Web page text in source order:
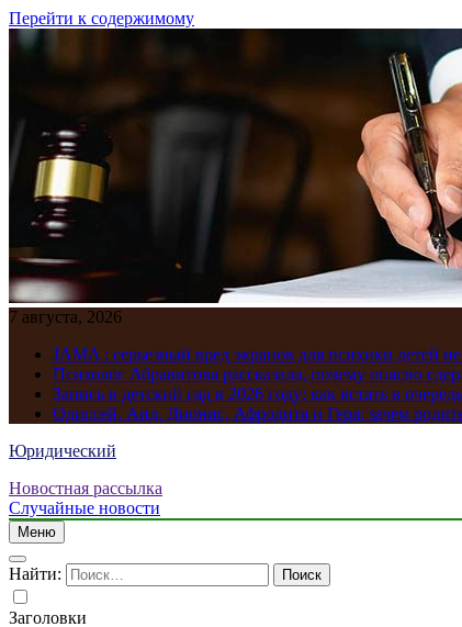
Перейти к содержимому
7 августа, 2026
JAMA : серьезный вред экранов для психики детей
Психолог Абравитова рассказала, почему опасно
Запись в детский сад в 2026 году: как встать в
Одиссей, Аид, Дионис, Афродита и Гера: зачем
Юридический
Новостная рассылка
Случайные новости
Меню
Найти:
Заголовки